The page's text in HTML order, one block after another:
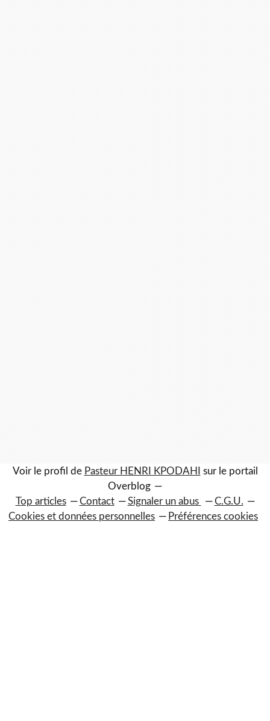
Voir le profil de Pasteur HENRI KPODAHI
sur le portail
Overblog
Top articles
Contact Signaler un abus
C.G.U.
Cookies et données personnelles
Préférences cookies